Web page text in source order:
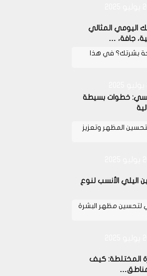
اليومي المثالي
جافة، …
بشرتك؟ في هذا
خطوات بسيطة
المظهر وتعزيز
اليلي الأنسب لنوع
لتحسين مظهر البشرة
المختلطة: كيف